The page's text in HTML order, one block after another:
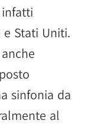
e Stati Uniti.
sinfonia da
al